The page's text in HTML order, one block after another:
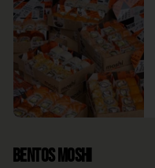
Bentos Moshi